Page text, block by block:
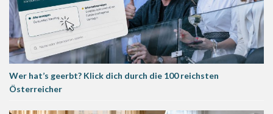
Wer hat’s geerbt? Klick dich durch die 100 reichsten
Österreicher